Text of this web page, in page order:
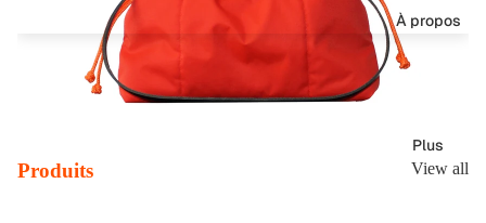
À propos
Plus
Produits View all